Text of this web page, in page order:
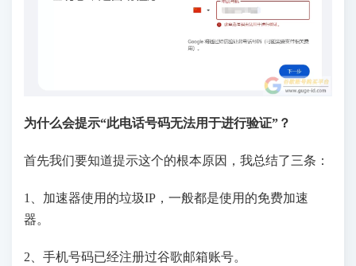
为什么会提示“此电话号码无法用于进行验证”？
首先我们要知道提示这个的根本原因，我总结了三条：
1、加速器使用的垃圾IP，一般都是使用的免费加速
器。
2、手机号码已经注册过谷歌邮箱账号。